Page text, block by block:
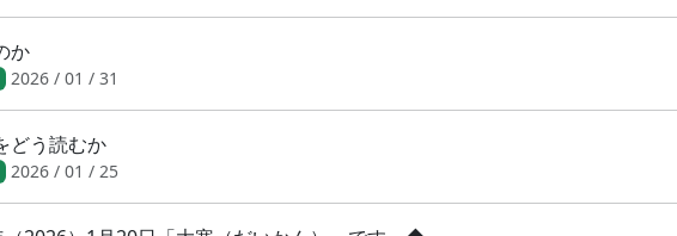
か
2026 / 01 / 31
どう読むか
2026 / 01 / 25